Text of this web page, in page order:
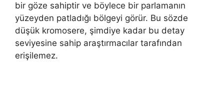
bir göze sahiptir ve böylece bir parlamanın
yüzeyden patladığı bölgeyi görür. Bu sözde
düşük kromosere, şimdiye kadar bu detay
seviyesine sahip araştırmacılar tarafından
erişilemez.